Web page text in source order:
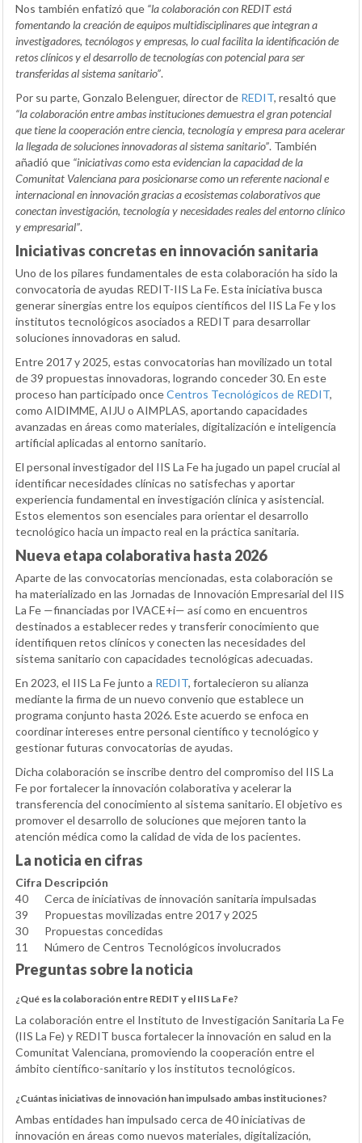
Nos también enfatizó que “la colaboración con REDIT está
fomentando la creación de equipos multidisciplinares que integran a
investigadores, tecnólogos y empresas, lo cual facilita la identificación de
retos clínicos y el desarrollo de tecnologías con potencial para ser
transferidas al sistema sanitario”.
Por su parte, Gonzalo Belenguer, director de REDIT, resaltó que
“la colaboración entre ambas instituciones demuestra el gran potencial
que tiene la cooperación entre ciencia, tecnología y empresa para acelerar
la llegada de soluciones innovadoras al sistema sanitario”. También
añadió que “iniciativas como esta evidencian la capacidad de la
Comunitat Valenciana para posicionarse como un referente nacional e
internacional en innovación gracias a ecosistemas colaborativos que
conectan investigación, tecnología y necesidades reales del entorno clínico
y empresarial”.
Iniciativas concretas en innovación sanitaria
Uno de los pilares fundamentales de esta colaboración ha sido la
convocatoria de ayudas REDIT-IIS La Fe. Esta iniciativa busca
generar sinergias entre los equipos científicos del IIS La Fe y los
institutos tecnológicos asociados a REDIT para desarrollar
soluciones innovadoras en salud.
Entre 2017 y 2025, estas convocatorias han movilizado un total
de 39 propuestas innovadoras, logrando conceder 30. En este
proceso han participado onceCentros Tecnológicos de REDIT,
como AIDIMME, AIJU o AIMPLAS, aportando capacidades
avanzadas en áreas como materiales, digitalización e inteligencia
artificial aplicadas al entorno sanitario.
El personal investigador del IIS La Fe ha jugado un papel crucial al
identificar necesidades clínicas no satisfechas y aportar
experiencia fundamental en investigación clínica y asistencial.
Estos elementos son esenciales para orientar el desarrollo
tecnológico hacia un impacto real en la práctica sanitaria.
Nueva etapa colaborativa hasta 2026
Aparte de las convocatorias mencionadas, esta colaboración se
ha materializado en las Jornadas de Innovación Empresarial del IIS
La Fe —financiadas por IVACE+i— así como en encuentros
destinados a establecer redes y transferir conocimiento que
identifiquen retos clínicos y conecten las necesidades del
sistema sanitario con capacidades tecnológicas adecuadas.
En 2023, el IIS La Fe junto a REDIT, fortalecieron su alianza
mediante la firma de un nuevo convenio que establece un
programa conjunto hasta 2026. Este acuerdo se enfoca en
coordinar intereses entre personal científico y tecnológico y
gestionar futuras convocatorias de ayudas.
Dicha colaboración se inscribe dentro del compromiso del IIS La
Fe por fortalecer la innovación colaborativa y acelerar la
transferencia del conocimiento al sistema sanitario. El objetivo es
promover el desarrollo de soluciones que mejoren tanto la
atención médica como la calidad de vida de los pacientes.
La noticia en cifras
Cifra Descripción
40
Cerca de iniciativas de innovación sanitaria impulsadas
39
Propuestas movilizadas entre 2017 y 2025
30
Propuestas concedidas
11
Número de Centros Tecnológicos involucrados
Preguntas sobre la noticia
¿Qué es la colaboración entre REDIT y el IIS La Fe?
La colaboración entre el Instituto de Investigación Sanitaria La Fe
(IIS La Fe) y REDIT busca fortalecer la innovación en salud en la
Comunitat Valenciana, promoviendo la cooperación entre el
ámbito científico-sanitario y los institutos tecnológicos.
¿Cuántas iniciativas de innovación han impulsado ambas instituciones?
Ambas entidades han impulsado cerca de 40 iniciativas de
innovación en áreas como nuevos materiales, digitalización,